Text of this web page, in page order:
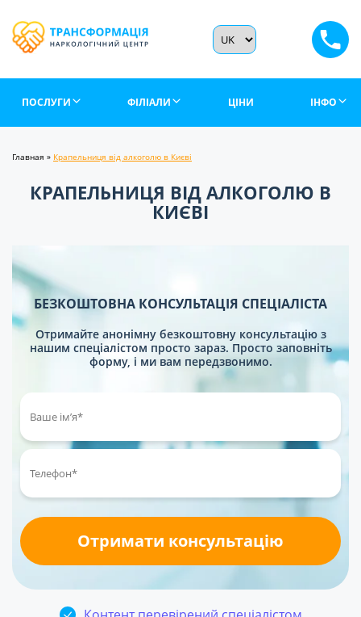
ПОСЛУГИ ФІЛІАЛИ ЦІНИ ІНФО
Главная » Крапельниця від алкоголю в Києві
КРАПЕЛЬНИЦЯ ВІД АЛКОГОЛЮ В
КИЄВІ
БЕЗКОШТОВНА КОНСУЛЬТАЦІЯ СПЕЦІАЛІСТА
Отримайте анонімну безкоштовну консультацію з
нашим спеціалістом просто зараз. Просто заповніть
форму, і ми вам передзвонимо.